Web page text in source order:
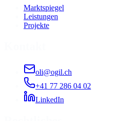
Marktspiegel
Leistungen
Projekte
oli@ogil.ch
+41 77 286 04 02
LinkedIn